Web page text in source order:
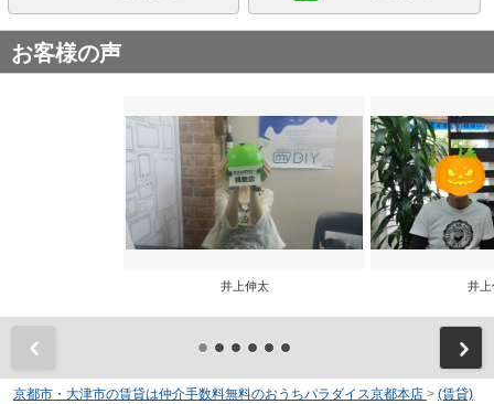
お客様の声
井上伸太 井上
京都市・大津市の賃貸は仲介手数料無料のおうちパラダイス京都本店 > (賃貸)